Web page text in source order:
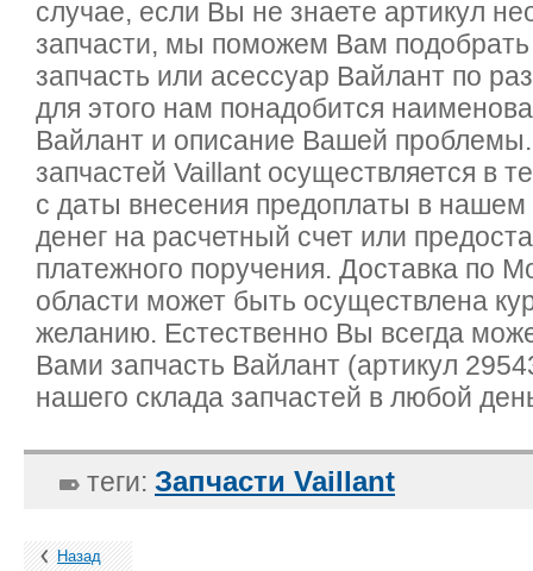
случае, если Вы не знаете артикул
запчасти, мы поможем Вам
запчасть или асессуар Вайлант по
для этого нам понадобится
Вайлант и описание Вашей
запчастей Vaillant осуществляется в
с даты внесения предоплаты в
денег на расчетный счет или
платежного поручения. Доставка по
области может быть осуществлена
желанию. Естественно Вы всегда
Вами запчасть Вайлант (артикул
нашего склада запчастей в любой
теги: Запчасти Vaillant
Назад